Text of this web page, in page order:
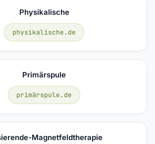
Physikalische
physikalische.de
Primärspule
primärspule.de
Magnetfeldtherapie